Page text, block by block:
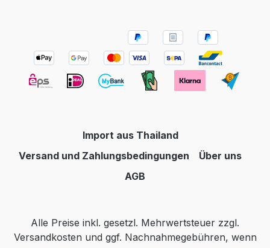
Import aus Thailand
Versand und Zahlungsbedingungen
Über uns
AGB
Alle Preise inkl. gesetzl. Mehrwertsteuer zzgl.
Versandkostenund ggf. Nachnahmegebühren, wenn